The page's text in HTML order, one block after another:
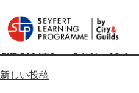
株式会社アースホールデ
投
新しい投稿